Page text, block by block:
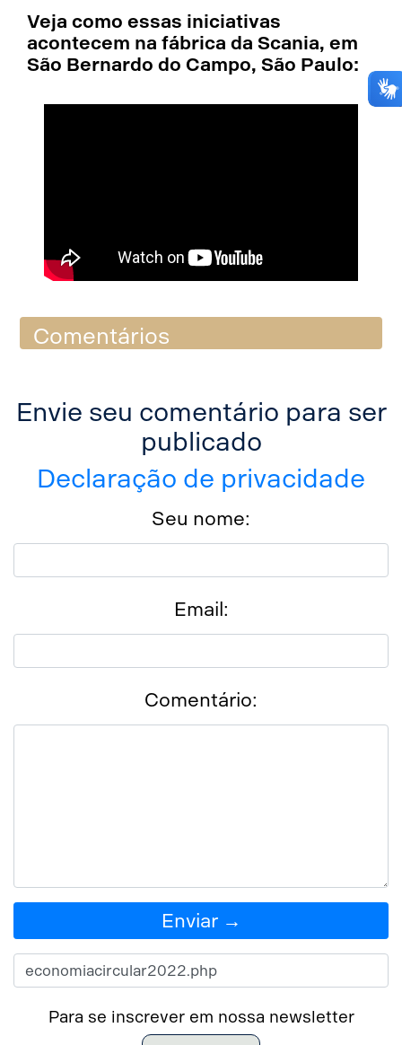
Veja como essas iniciativas
acontecem na fábrica da Scania, em
São Bernardo do Campo, São Paulo:
Comentários
Envie seu comentário para ser
publicado
Declaração de privacidade
Seu nome:
Email:
Comentário:
Enviar →
Para se inscrever em nossa newsletter